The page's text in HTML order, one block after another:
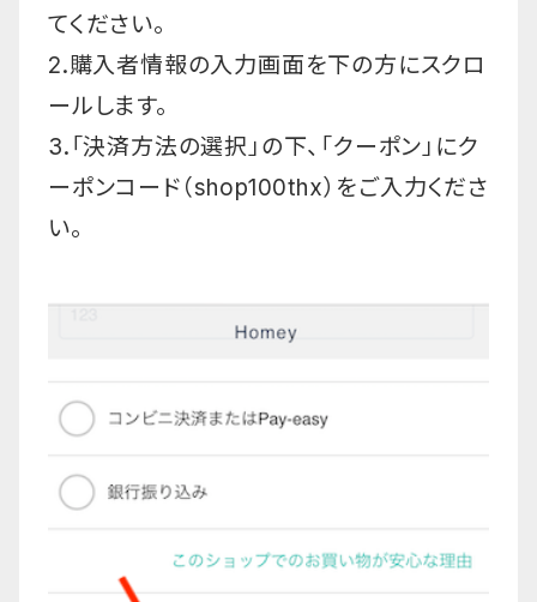
てください。
2.購入者情報の入力画面を下の方にスクロ
ールします。
3.「決済方法の選択」の下、「クーポン」にク
ーポンコード（shop100thx）をご入力くださ
い。